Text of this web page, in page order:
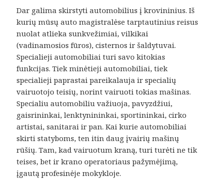
Dar galima skirstyti automobilius į krovininius. Iš
kurių mūsų auto magistralėse tarptautinius reisus
nuolat atlieka sunkvežimiai, vilkikai
(vadinamosios fūros), cisternos ir šaldytuvai.
Specialieji automobiliai turi savo kitokias
funkcijas. Tiek minėtieji automobiliai, tiek
specialieji paprastai pareikalauja ir specialių
vairuotojo teisių, norint vairuoti tokias mašinas.
Specialiu automobiliu važiuoja, pavyzdžiui,
gaisrininkai, lenktynininkai, sportininkai, cirko
artistai, sanitarai ir pan. Kai kurie automobiliai
skirti statyboms, ten itin daug įvairių mašinų
rūšių. Tam, kad vairuotum kraną, turi turėti ne tik
teises, bet ir krano operatoriaus pažymėjimą,
įgautą profesinėje mokykloje.